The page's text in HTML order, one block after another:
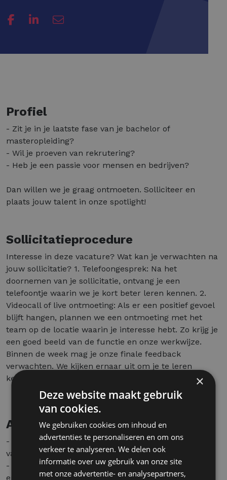
Profiel
- Zit je in je laatste fase van je bachelor of
masteropleiding?
- Wil je proeven van rekrutering?
- Heb je een passie voor mensen en bedrijven?
Dan willen we je graag ontmoeten. Solliciteer en
plaats jouw talent in onze spotlight!
Sollicitatieprocedure
Interesse in deze vacature? Wat kan je verwachten na
jouw sollicitatie? 1. Telefoongesprek: Na het
doornemen van je sollicitatie, ontvang je een
telefoontje waarin we je kort beter leren kennen. 2.
Videocall of live ontmoeting: Als er een positief gevoel
blijft hangen, plannen we een ontmoeting met het
team op de locatie waarin je interesse hebt. Zo krijg je
een goed beeld van de functie en onze werkwijze.
Binnen de week mag je onze finale feedback
verwachten. We kijken ernaar uit om je te leren
kennen!
Aanbod
- Stabiele studentenjob met mogelijkheid om later
vast in dienst te komen.
- Een bedrijfscultuur die je altijd zal bijblijven:
enthousiaste Intelecters met een gezonde portie
×
Deze website maakt gebruik
van cookies.
We gebruiken cookies om inhoud en
advertenties te personaliseren en om ons
verkeer te analyseren. We delen ook
informatie over uw gebruik van onze site
met onze advertentie- en analysepartners,